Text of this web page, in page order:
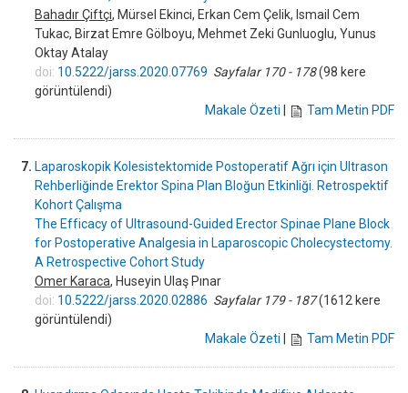
Bahadır Çiftçi, Mürsel Ekinci, Erkan Cem Çelik, Ismail Cem
Tukac, Birzat Emre Gölboyu, Mehmet Zeki Gunluoglu, Yunus
Oktay Atalay
doi: 10.5222/jarss.2020.07769 Sayfalar 170 - 178(98 kere
görüntülendi)
Makale Özeti
Tam Metin PDF
7. Laparoskopik Kolesistektomide Postoperatif Ağrı için Ultrason
Rehberliğinde Erektor Spina Plan Bloğun Etkinliği. Retrospektif
Kohort Çalışma
The Efficacy of Ultrasound-Guided Erector Spinae Plane Block
for Postoperative Analgesia in Laparoscopic Cholecystectomy.
A Retrospective Cohort Study
Omer Karaca, Huseyin Ulaş Pınar
doi: 10.5222/jarss.2020.02886 Sayfalar 179 - 187(1612 kere
görüntülendi)
Makale Özeti
Tam Metin PDF